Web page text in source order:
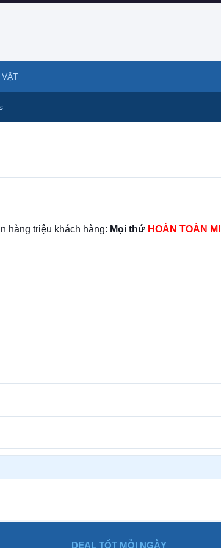
hàng triệu khách hàng: Mọi thứ HOÀN TOÀN
VẶT
DEAL TỐT MỖI NGÀY